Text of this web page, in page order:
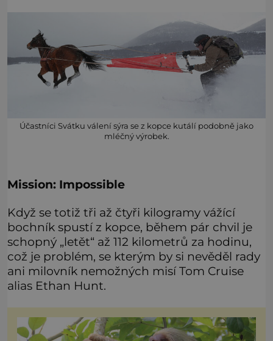
Účastníci Svátku válení sýra se z kopce kutálí podobně jako
mléčný výrobek.
Mission: Impossible
Když se totiž tři až čtyři kilogramy vážící
bochník spustí z kopce, během pár chvil je
schopný „letět“ až 112 kilometrů za hodinu,
což je problém, se kterým by si nevěděl rady
ani milovník nemožných misí Tom Cruise
alias Ethan Hunt.